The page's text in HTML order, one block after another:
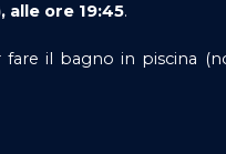
alle ore 19:45.
il bagno in piscina